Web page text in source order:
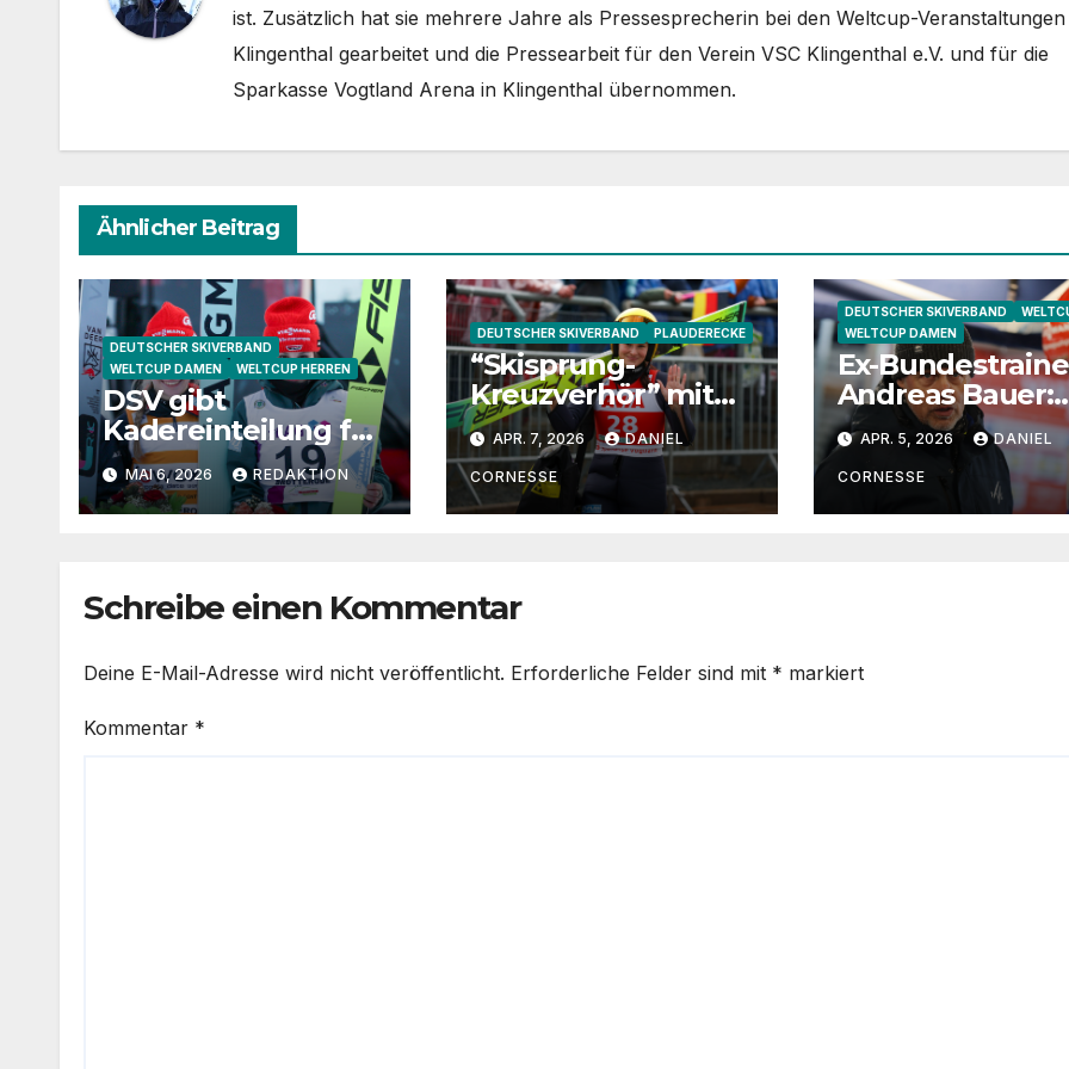
ist. Zusätzlich hat sie mehrere Jahre als Pressesprecherin bei den Weltcup-
Klingenthal gearbeitet und die Pressearbeit für den Verein VSC Klingenthal e.V. und für die
Sparkasse Vogtland Arena in Klingenthal übernommen.
Ähnlicher Beitrag
DEUTSCHER SKIVERBAND
WELTCUP DAMEN
WELTCUP HERREN
DSV gibt
Kadereinteilung für
2026/27 bekannt
MAI 6, 2026 REDAKTION
DEUTSCHER SKIVERBAND PLAUDERECKE
“Skisprung-
Kreuzverhör” mit
Anna Hollandt
APR. 7, 2026 DANIEL
CORNESSE
DEUTSCHER SKIVERBAND
WELTCUP DAMEN
Ex-
Andreas Bauer:
„Katha Schmid
wäre eine
gute
APR. 5, 2026 DANIEL
CORNESSE
Schreibe einen Kommentar
Deine E-Mail-Adresse wird nicht veröffentlicht. Erforderliche Felder sind mit * markiert
Kommentar *